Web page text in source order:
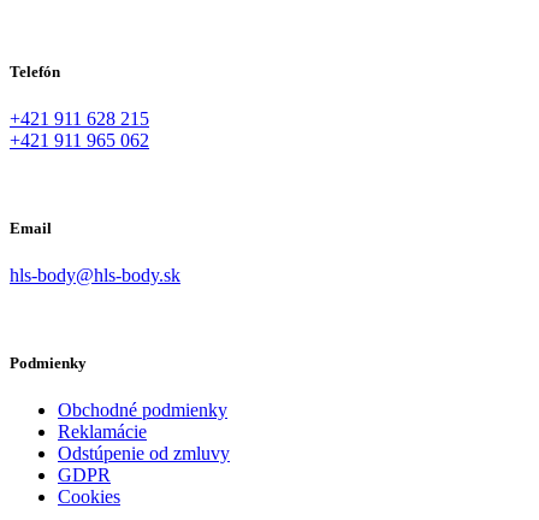
Telefón
+421 911 628 215
+421 911 965 062
Email
hls-body@hls-body.sk
Podmienky
Obchodné podmienky
Reklamácie
Odstúpenie od zmluvy
GDPR
Cookies